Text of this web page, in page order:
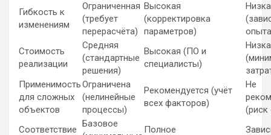
Гибкость к
изменениям
Ограниченная
(требует
перерасчёта)
Высокая
(корректировка
параметров)
Стоимость
реализации
Средняя
(стандартные
решения)
Высокая (ПО и
специалисты)
Применимость
для сложных
объектов
Ограничена
(нелинейные
процессы)
Рекомендуется (учёт
всех факторов)
Не
Соответствие
Базовое
Полное